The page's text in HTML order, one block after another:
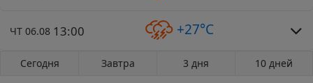
ЧТ 06.08 13:00 +27°C
Сегодня Завтра 3 дня 10 дней